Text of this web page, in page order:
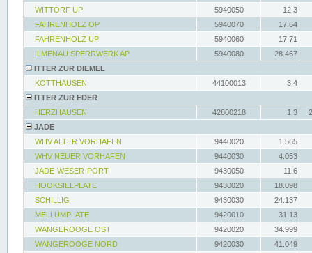
WITTORF UP
5940050
12.3
FAHRENHOLZ OP
5940070
17.64
FAHRENHOLZ UP
5940060
17.71
ILMENAU SPERRWERK AP
5940080
28.467
ITTER ZUR DIEMEL
KOTTHAUSEN
44100013
3.4
ITTER ZUR EDER
HERZHAUSEN
42800218 1.3
JADE
WHV ALTER VORHAFEN
9440020
1.565
WHV NEUER VORHAFEN
9440030
4.053
JADE-WESER-PORT
9430050
11.6
HOOKSIELPLATE
9430020
18.098
SCHILLIG
9430030
24.137
MELLUMPLATE
9420010
31.13
WANGEROOGE OST
9420020
34.999
WANGEROOGE NORD
9420030
41.049